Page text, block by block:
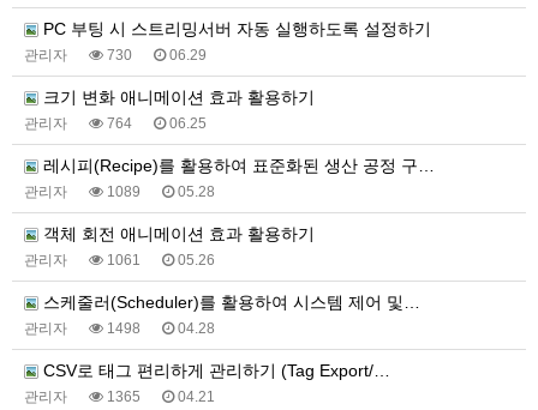
PC 부팅 시 스트리밍서버 자동 실행하도록 설정하기
관리자 730 06.29
크기 변화 애니메이션 효과 활용하기
관리자 764 06.25
레시피(Recipe)를 활용하여 표준화된 생산 공정 구…
관리자 1089 05.28
객체 회전 애니메이션 효과 활용하기
관리자 1061 05.26
스케줄러(Scheduler)를 활용하여 시스템 제어 및…
관리자 1498 04.28
CSV로 태그 편리하게 관리하기 (Tag Export/…
관리자 1365 04.21